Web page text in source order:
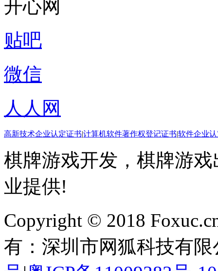
开心网
贴吧
微信
人人网
高新技术企业认定证书|计算机软件著作权登记证书|软件企业
棋牌游戏开发，棋牌游
业提供!
Copyright © 2018
有：深圳市网狐科技有限